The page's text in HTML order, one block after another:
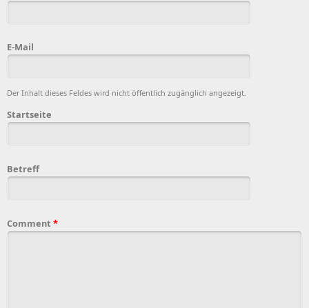
E-Mail
Der Inhalt dieses Feldes wird nicht öffentlich zugänglich angezeigt.
Startseite
Betreff
Comment *